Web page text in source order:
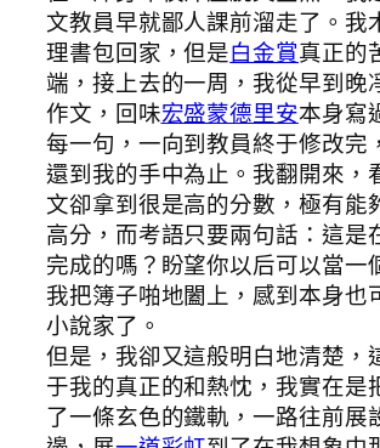
文教員早就鄙人課前溜走了。我
理書包回家，但是白金賞真正的
端，接上去的一周，我從早到晚
作文，回味宏盛蒙德里安本身寫
每一句，一向到教員終于修改完
還到我的手中為止。我翻開來，
文卻拿到很是高的分數，極有能
高分，而考語只要兩句話：這是
完成的嗎？盼望你以后可以當一
我把簿子啪地闔上，感到本身也
小說家了。
但是，我卻又這般明白地清楚，
于我的真正的和熱忱，我實在是
了一條玄色的鐵軌，一路往前展